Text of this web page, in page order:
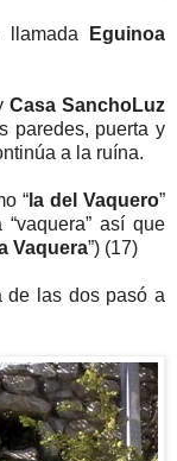
llamada
Eguinoa
Casa SanchoLuz
paredes, puerta y
a la ruína.
“ la del Vaquero”
así que
Vaquera”) (17)
las dos pasó a